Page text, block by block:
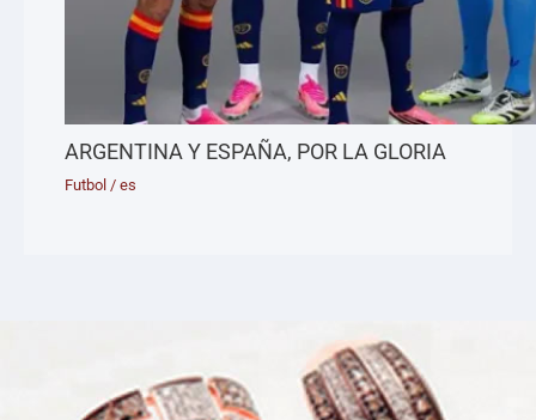
ARGENTINA Y ESPAÑA, POR LA GLORIA
Futbol /es